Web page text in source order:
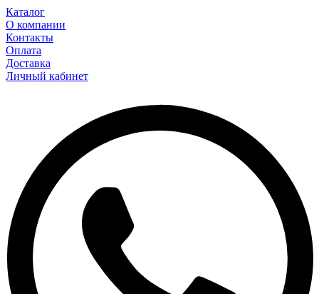
Каталог
О компании
Контакты
Оплата
Доставка
Личный кабинет